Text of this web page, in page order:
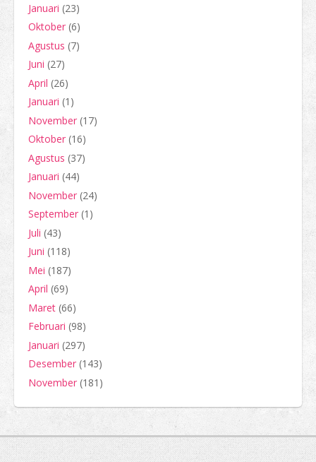
Januari (23)
Oktober (6)
Agustus (7)
Juni (27)
April (26)
Januari (1)
November (17)
Oktober (16)
Agustus (37)
Januari (44)
November (24)
September (1)
Juli (43)
Juni (118)
Mei (187)
April (69)
Maret (66)
Februari (98)
Januari (297)
Desember (143)
November (181)